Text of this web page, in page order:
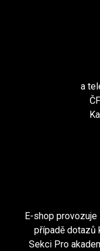
a
E-shop provozuje
případě dotazů
Sekci Pro